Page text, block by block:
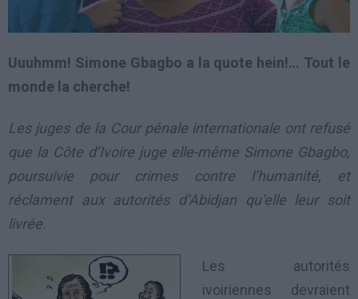
Uuuhmm! Simone Gbagbo a la quote hein!… Tout le
monde la cherche!
Les juges de la Cour pénale internationale ont refusé
que la Côte d’Ivoire juge elle-même Simone Gbagbo,
poursuivie pour crimes contre l’humanité, et
réclament aux autorités d’Abidjan qu’elle leur soit
livrée.
Les autorités
ivoiriennes devraient